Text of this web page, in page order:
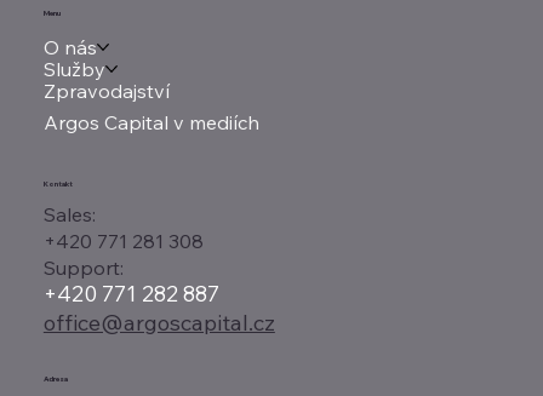
Menu
O nás
Služby
Zpravodajství
Argos Capital v mediích
Adresa
Kontakt
Sales:
+420 771 281 308
Support:
+420 771 282 887
office@argoscapital.cz